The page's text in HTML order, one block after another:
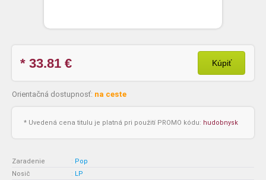
* 33.81 € Kúpiť
Orientačná dostupnosť: na ceste
* Uvedená cena titulu je platná pri použití PROMO kódu: hudobnysk
Zaradenie : Pop
Nosič
: LP